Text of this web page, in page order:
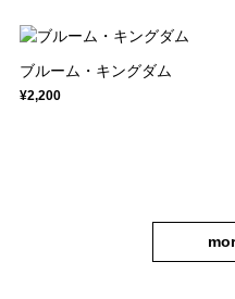
ブルーム・キングダム
¥2,200